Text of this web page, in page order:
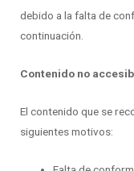
debido a la falta de
continuación.
Contenido no
El contenido que se
siguientes motivos: